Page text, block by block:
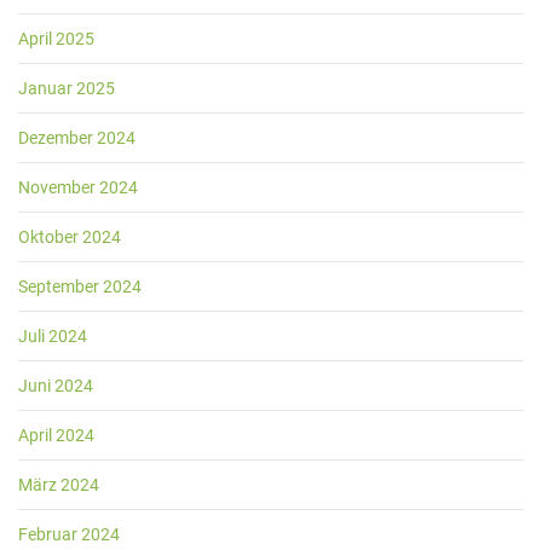
April 2025
Januar 2025
Dezember 2024
November 2024
Oktober 2024
September 2024
Juli 2024
Juni 2024
April 2024
März 2024
Februar 2024